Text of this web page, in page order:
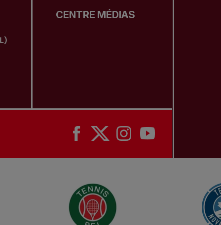
CENTRE MÉDIAS